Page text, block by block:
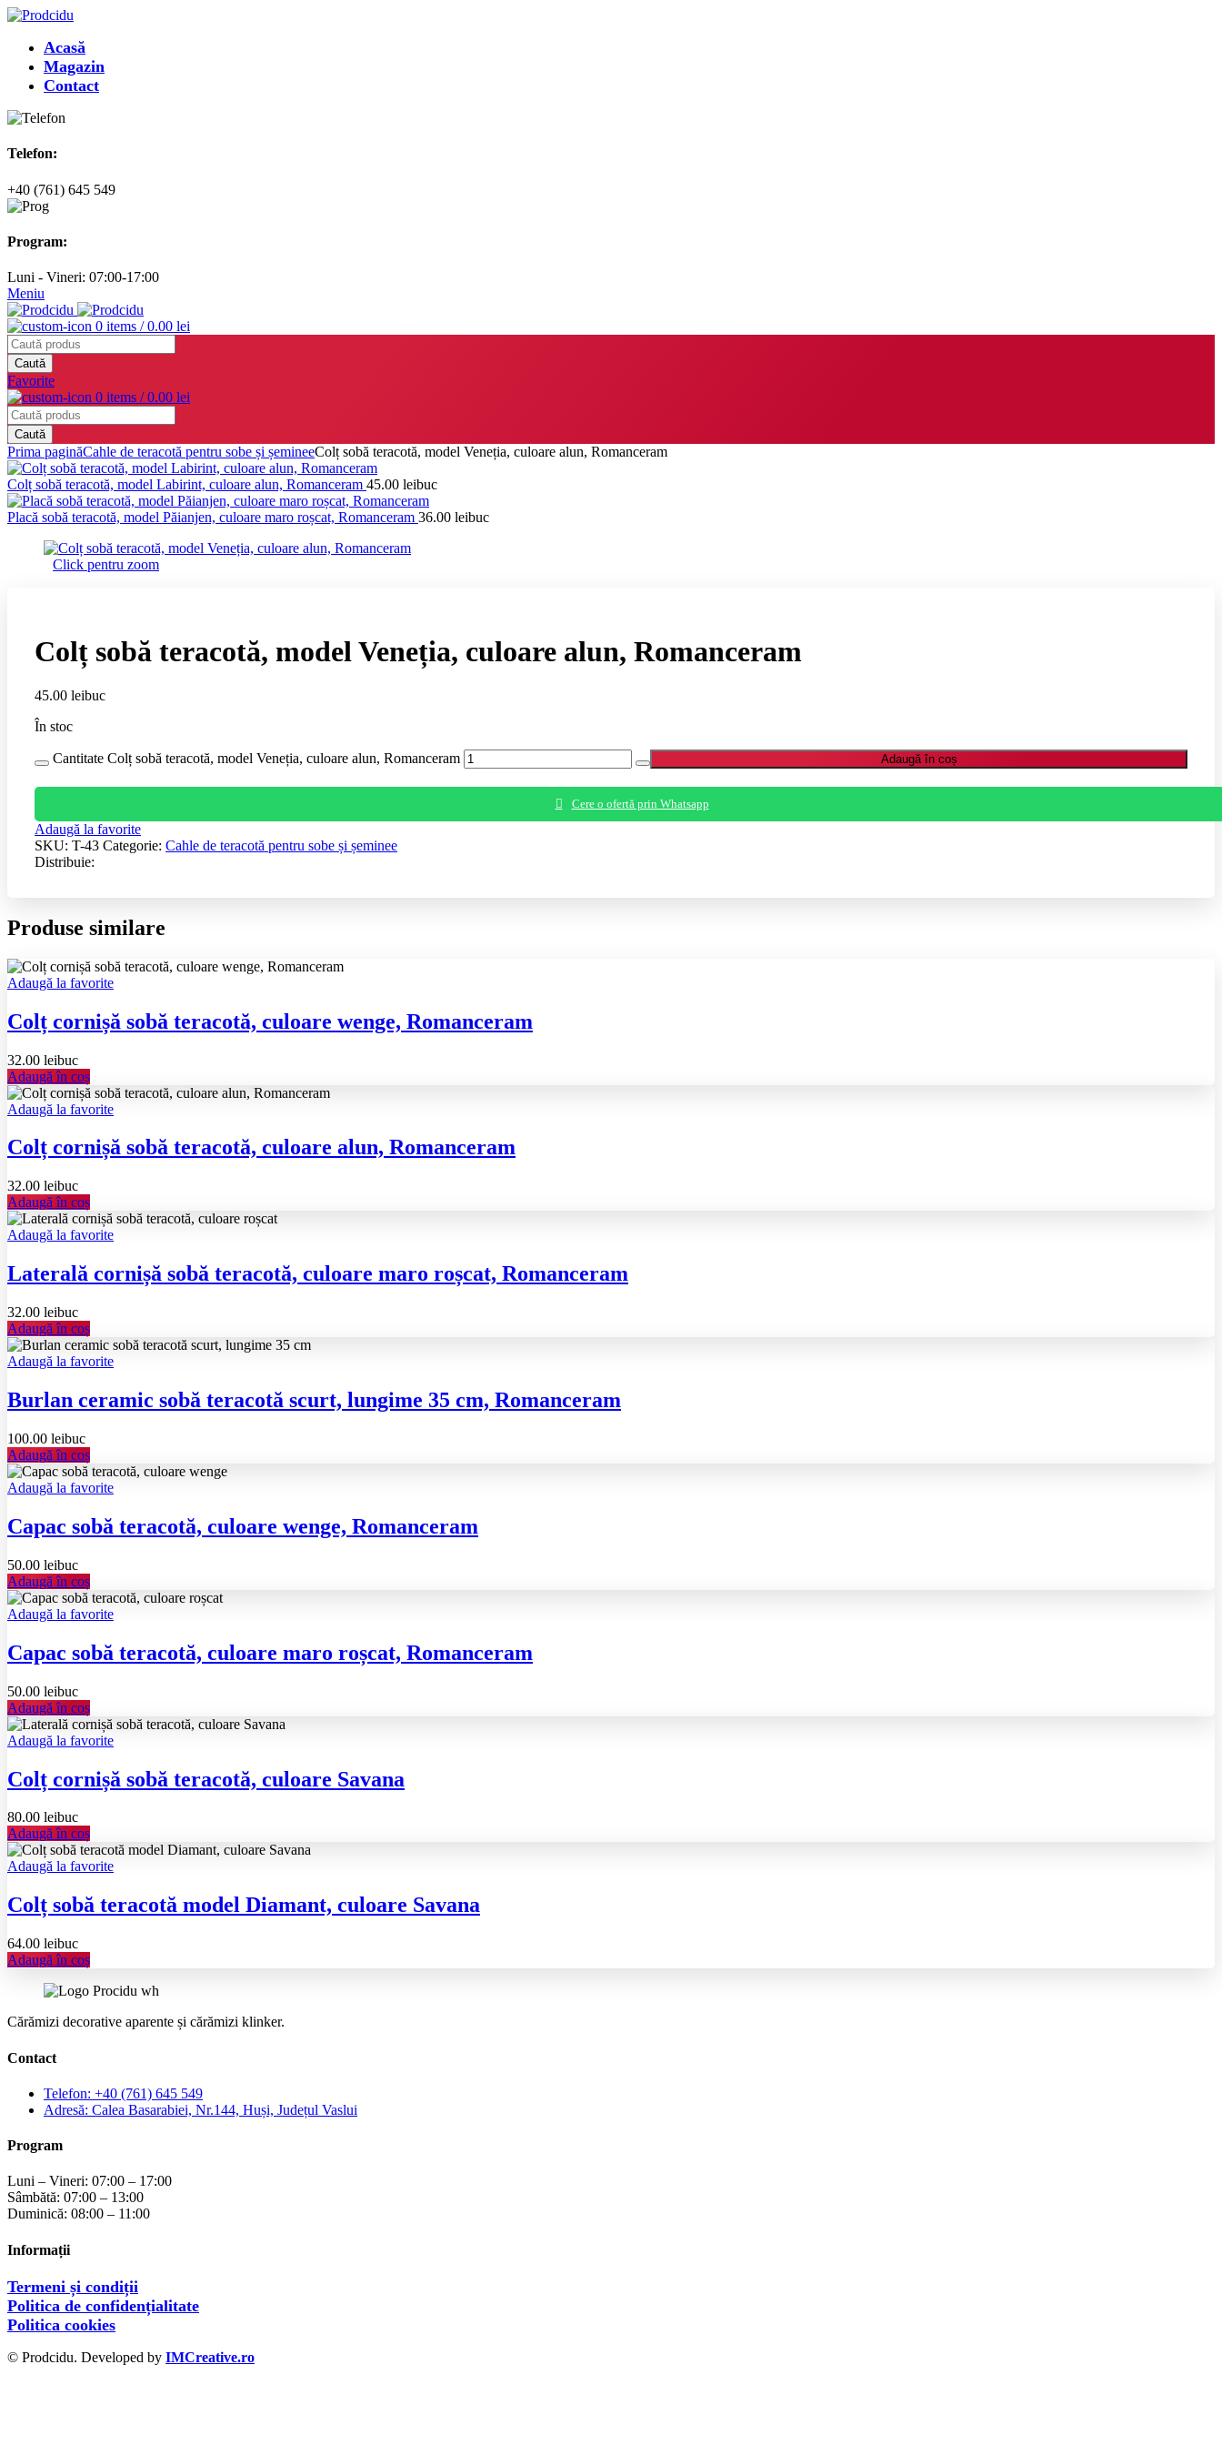
Acasă
Magazin
Contact
Telefon:
+40 (761) 645 549
Program:
Luni - Vineri: 07:00-17:00
Meniu
0 items / 0.00 lei
Caută
Favorite
0 items / 0.00 lei
Caută
Prima paginăCahle de teracotă pentru sobe și șemineeColț sobă teracotă, model Veneția, culoare alun, Romanceram
Colț sobă teracotă, model Labirint, culoare alun, Romanceram 45.00 leibuc
Placă sobă teracotă, model Păianjen, culoare maro roșcat, Romanceram 36.00 leibuc
Click pentru zoom
Colț sobă teracotă, model Veneția, culoare alun, Romanceram
45.00 leibuc
În stoc
Cantitate Colț sobă teracotă, model Veneția, culoare alun, Romanceram Adaugă în coș
Cere o ofertă prin Whatsapp
Adaugă la favorite
SKU: T-43 Categorie: Cahle de teracotă pentru sobe și șeminee
Distribuie:
Produse similare
Adaugă la favorite
Colț cornișă sobă teracotă, culoare wenge, Romanceram
32.00 leibuc
Adaugă în coș
Adaugă la favorite
Colț cornișă sobă teracotă, culoare alun, Romanceram
32.00 leibuc
Adaugă în coș
Adaugă la favorite
Laterală cornișă sobă teracotă, culoare maro roșcat, Romanceram
32.00 leibuc
Adaugă în coș
Adaugă la favorite
Burlan ceramic sobă teracotă scurt, lungime 35 cm, Romanceram
100.00 leibuc
Adaugă în coș
Adaugă la favorite
Capac sobă teracotă, culoare wenge, Romanceram
50.00 leibuc
Adaugă în coș
Adaugă la favorite
Capac sobă teracotă, culoare maro roșcat, Romanceram
50.00 leibuc
Adaugă în coș
Adaugă la favorite
Colț cornișă sobă teracotă, culoare Savana
80.00 leibuc
Adaugă în coș
Adaugă la favorite
Colț sobă teracotă model Diamant, culoare Savana
64.00 leibuc
Adaugă în coș
Cărămizi decorative aparente și cărămizi klinker.
Contact
Telefon: +40 (761) 645 549
Adresă: Calea Basarabiei, Nr.144, Huși, Județul Vaslui
Program
Luni – Vineri: 07:00 – 17:00
Sâmbătă: 07:00 – 13:00
Duminică: 08:00 – 11:00
Informații
Termeni și condiții
Politica de confidențialitate
Politica cookies
© Prodcidu. Developed by IMCreative.ro